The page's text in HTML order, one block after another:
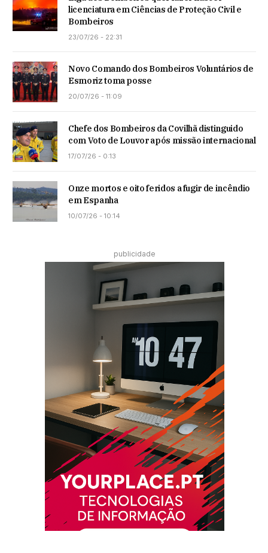
licenciatura em Ciências de Proteção Civil e
Bombeiros
23/07/26 - 22:31
Novo Comando dos Bombeiros Voluntários de
Esmoriz toma posse
20/07/26 - 11:09
Chefe dos Bombeiros da Covilhã distinguido
com Voto de Louvor após missão internacional
17/07/26 - 0:13
Onze mortos e oito feridos a fugir de incêndio
em Espanha
10/07/26 - 10:14
publicidade